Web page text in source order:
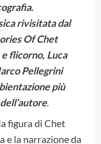
rivisitata dal
Of Chet
flicorno, Luca
Pellegrini
più
.
figura di Chet
e la narrazione da